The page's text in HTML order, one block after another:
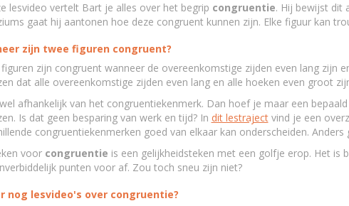
lesvideo vertelt Bart je alles over het begrip congruentie. Hij bewijst dit
gaat hij aantonen hoe deze congruent kunnen zijn. Elke figuur kan
zijn twee figuren congruent?
zijn congruent wanneer de overeenkomstige zijden even lang
dat alle overeenkomstige zijden even lang en alle hoeken even groot
afhankelijk van het congruentiekenmerk. Dan hoef je maar een
Is dat geen besparing van werk en tijd? In dit lestrajectvind je een
congruentiekenmerken goed van elkaar kan onderscheiden.
voor congruentie is een gelijkheidsteken met een golfje erop. Het
punten voor af. Zou toch sneu zijn niet?
nog lesvideo's over congruentie?